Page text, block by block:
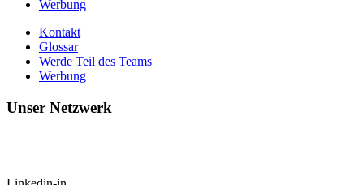
Werbung
Kontakt
Glossar
Werde Teil des Teams
Werbung
Unser Netzwerk